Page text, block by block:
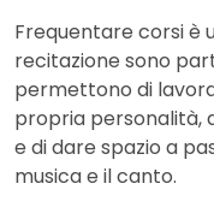
Frequentare corsi è
recitazione sono
permettono di
propria personalità,
e di dare spazio a
musica e il canto.